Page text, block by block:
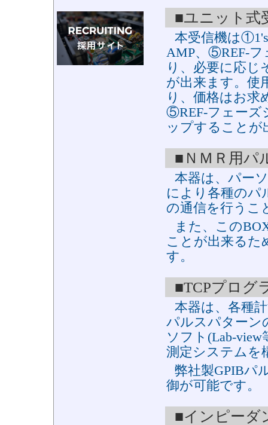
■ユニット式
本受信機は
AMP、⑤REF-フ
り、必要に応
が出来ます。使
り、価格はお求
⑤REF-フェーズ
ップすることが
■ＮＭＲ用パ
本器は、パー
により各種のパ
の通信を行うこ
また、この
ことが出来るた
す。
■TCPプログ
本器は、各種
パルスパターン
ソフト(Lab-
測定システムを
弊社製GPIBパ
御が可能です。
■インピーダ